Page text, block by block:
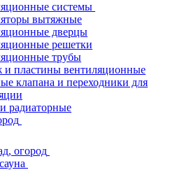
системы
вытяжные
дверцы
решетки
трубы
и пластины вентиляционные
клапана и переходники для
радиаторные
огород